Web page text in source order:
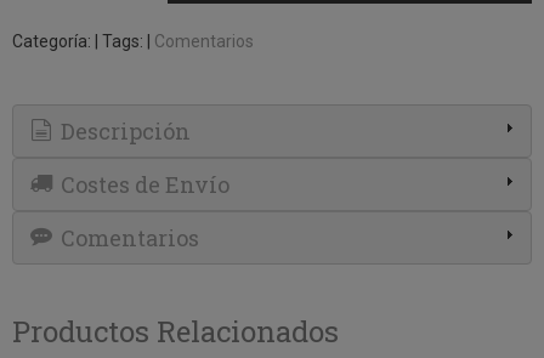
Categoría: Tags: Comentarios
Descripción
Costes de Envío
Comentarios
Productos Relacionados